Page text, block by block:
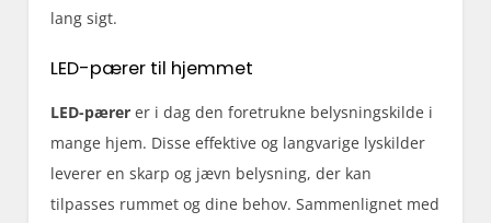
lang sigt.
LED-pærer til hjemmet
LED-pærer er i dag den foretrukne belysningskilde i
mange hjem. Disse effektive og langvarige lyskilder
leverer en skarp og jævn belysning, der kan
tilpasses rummet og dine behov. Sammenlignet med